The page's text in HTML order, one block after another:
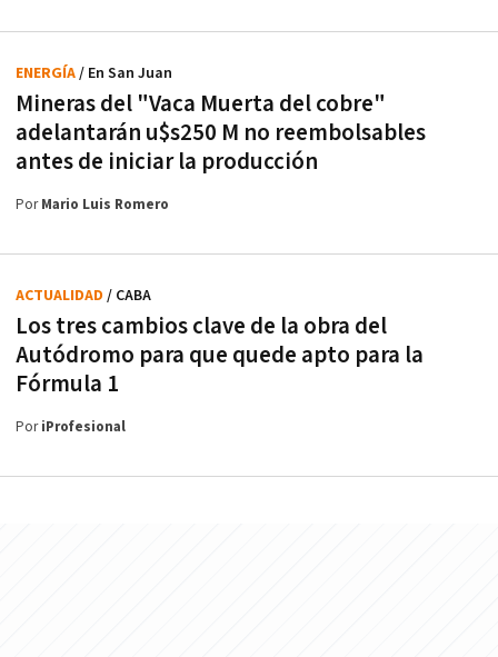
Mineras del "Vaca Muerta del cobre"
adelantarán u$s250 M no reembolsables
antes de iniciar la producción
ENERGÍA/ En San Juan
PorMario Luis Romero
Los tres cambios clave de la obra del
Autódromo para que quede apto para la
Fórmula 1
ACTUALIDAD / CABA
PoriProfesional